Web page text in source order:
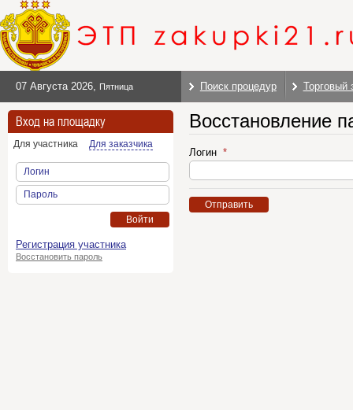
07 Августа 2026, Пятница Поиск процедур Торговый
Вход на площадку
Для участника Для заказчика
Логин
Пароль
Войти
Регистрация участника
Восстановить пароль
Восстановление
Логин
Отправить